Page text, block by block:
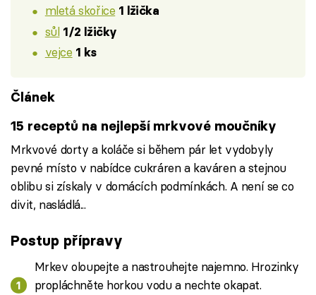
mletá skořice 1 lžička
sůl 1/2 lžičky
vejce 1 ks
Článek
15 receptů na nejlepší mrkvové moučníky
Mrkvové dorty a koláče si během pár let vydobyly
pevné místo v nabídce cukráren a kaváren a stejnou
oblibu si získaly v domácích podmínkách. A není se co
divit, nasládlá...
Postup přípravy
Mrkev oloupejte a nastrouhejte najemno. Hrozinky
propláchněte horkou vodu a nechte okapat.